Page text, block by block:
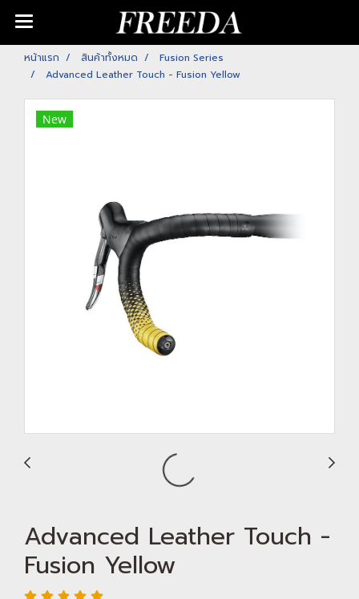
หน้าแรก สินค้าทั้งหมด
Fusion Series
Advanced Leather Touch - Fusion Yellow
New
Advanced Leather Touch -
Fusion Yellow